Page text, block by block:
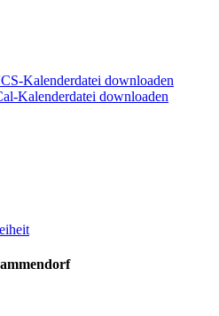
Kalenderdatei downloaden
Kalenderdatei downloaden